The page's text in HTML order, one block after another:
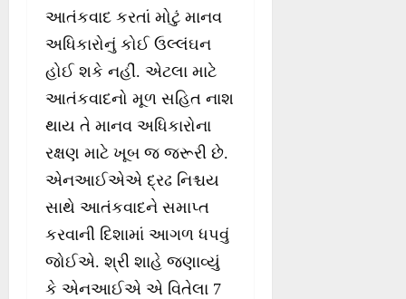
આતંકવાદ કરતાં મોટું માનવ
અધિકારોનું કોઈ ઉલ્લંઘન
હોઈ શકે નહીં. એટલા માટે
આતંકવાદનો મૂળ સહિત નાશ
થાય તે માનવ અધિકારોના
રક્ષણ માટે ખૂબ જ જરૂરી છે.
એનઆઈએએ દ્રઢ નિશ્ચય
સાથે આતંકવાદને સમાપ્ત
કરવાની દિશામાં આગળ ધપવું
જોઈએ. શ્રી શાહે જણાવ્યું
કે એનઆઈએ એ વિતેલા 7